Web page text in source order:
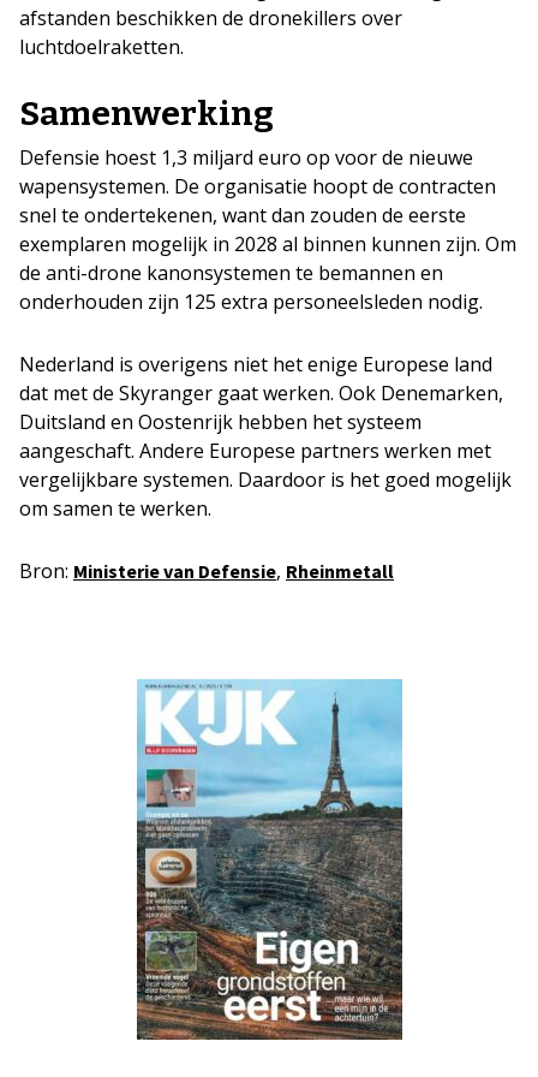
afstanden beschikken de dronekillers over
luchtdoelraketten.
Samenwerking
Defensie hoest 1,3 miljard euro op voor de nieuwe
wapensystemen. De organisatie hoopt de contracten
snel te ondertekenen, want dan zouden de eerste
exemplaren mogelijk in 2028 al binnen kunnen zijn. Om
de anti-drone kanonsystemen te bemannen en
onderhouden zijn 125 extra personeelsleden nodig.
Nederland is overigens niet het enige Europese land
dat met de Skyranger gaat werken. Ook Denemarken,
Duitsland en Oostenrijk hebben het systeem
aangeschaft. Andere Europese partners werken met
vergelijkbare systemen. Daardoor is het goed mogelijk
om samen te werken.
Bron: Ministerie van Defensie, Rheinmetall